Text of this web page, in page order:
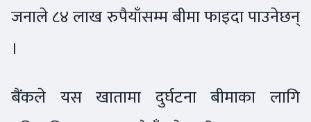
जनाले ८४ लाख रुपैयाँसम्म बीमा फाइदा पाउनेछन्
।
बैंकले यस खातामा दुर्घटना बीमाका लागि